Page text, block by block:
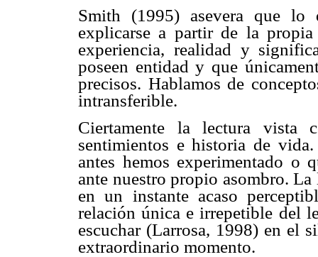
Smith (1995) asevera que lo
explicarse a partir de la
experiencia, realidad y
poseen entidad y que
precisos. Hablamos de
intransferible.
Ciertamente la lectura vista
sentimientos e historia de
antes hemos experimentado o
ante nuestro propio asombro.
en un instante acaso
relación única e irrepetible del
escuchar (Larrosa, 1998) en el
extraordinario momento.